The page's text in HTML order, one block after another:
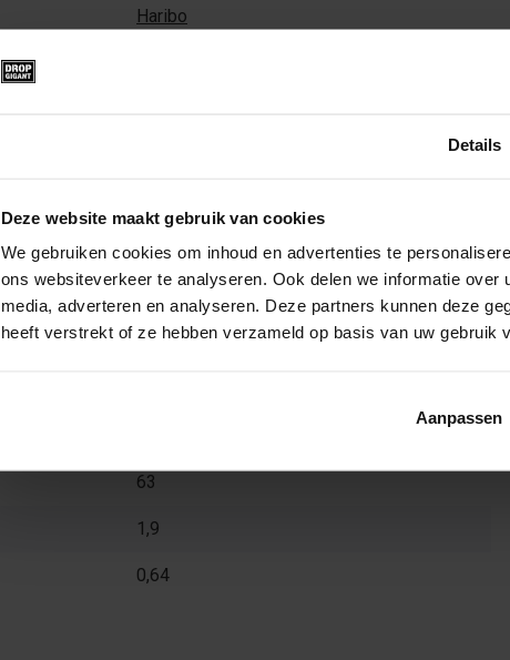
Details
Deze website maakt gebruik van cookies
We gebruiken cookies om inhoud en advertenties te
ons websiteverkeer te analyseren. Ook delen we informatie
media, adverteren en analyseren. Deze partners kunnen deze
heeft verstrekt of ze hebben verzameld op basis van uw gebruik
Aanpassen
Haribo
1.489
0,5
63
1,9
0,64